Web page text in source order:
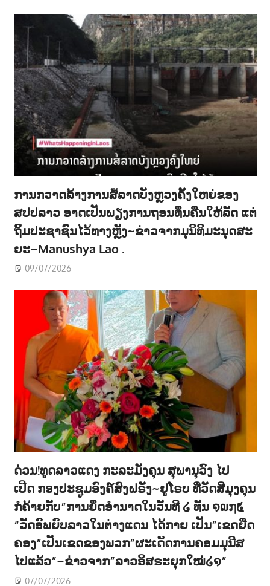
ການກວາດລ້າງການສໍ້ລາດບັງຫຼວງຄັ້ງໃຫຍ່ຂອງ
ສປປລາວ ອາດເປັນພຽງການຖອນທຶນຄືນໃຫ້ລັດ ແຕ່
ຖິ້ມປະຊາຊົນໄວ້ທາງຫຼັງ~ຂ່າວຈາກມຸນິທິມະນຸດສະ
ຍະ~Manushya Lao .
09/07/2026
ດ່ວນ!ທູດລາວແດງ ກະລະມັງຄຸນ ສຸພານຸວົງ ໄປ
ເປີດ ກອງປະຊູມອົງຄ໌ສົງຝຣັ່ງ~ຢູໂຣບ ທີ່ວັດສີມຸງຄຸນ
ກໍຄ້າຍກັບ”ການຍຶດອຳນາດໃນວັນທີ ໒ ທັນ ໑໙໗໕
“ວັດອົພຍົບລາວໃນຕ່າງແດນ ໄດ້ກາຍ ເປັນ”ເຂດຍືດ
ຄອງ”ເປັນເຂດຂອງພວກ”ຜະເດັດການຄອມມຸນີສ
ໄປແລ້ວ”~ຂ່າວຈາກ”ລາວອິສຣະຍຸກໃໝ່໒໑”
07/07/2026